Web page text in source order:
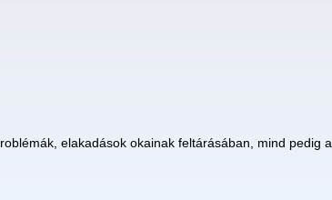
elakadások okainak feltárásában, mind pedig a